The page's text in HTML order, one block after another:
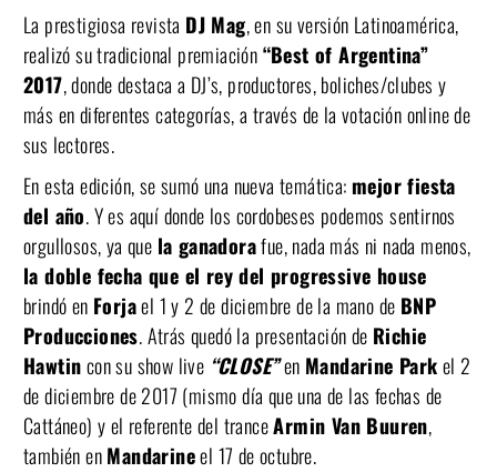
La prestigiosa revista DJ Mag, en su versión Latinoamérica,
realizó su tradicional premiación“Best of Argentina”
2017, donde destaca a DJ’s, productores, boliches/clubes y
más en diferentes categorías, a través de la votación online de
sus lectores.
En esta edición, se sumó una nueva temática: mejor fiesta
del año. Y es aquí donde los cordobeses podemos sentirnos
orgullosos, ya que la ganadorafue, nada más ni nada menos,
la doble fecha que el rey del progressive house
brindó en Forjael 1 y 2 de diciembre de la mano de BNP
Producciones. Atrás quedó la presentación de Richie
Hawtincon su show live “CLOSE”en Mandarine Parkel 2
de diciembre de 2017 (mismo día que una de las fechas de
Cattáneo) y el referente del tranceArmin Van Buuren,
también enMandarineel 17 de octubre.